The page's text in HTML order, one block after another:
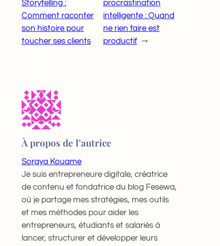
Storytelling :
Comment raconter
son histoire pour
toucher ses clients
procrastination
intelligente : Quand
ne rien faire est
productif →
À propos de l’autrice
Soraya Kouame
Je suis entrepreneure digitale, créatrice
de contenu et fondatrice du blog Fesewa,
où je partage mes stratégies, mes outils
et mes méthodes pour aider les
entrepreneurs, étudiants et salariés à
lancer, structurer et développer leurs